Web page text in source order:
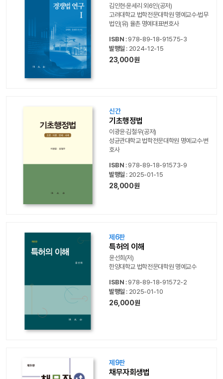
김인현·윤세리 외6인(공저)
고려대학교 법학전문대학원 명예교수·법무
법인(유) 율촌 명예대표변호사
ISBN : 978-89-18-91575-3
발행일 : 2024-12-15
23,000원
신간
기초행정법
이광윤‧김철우(공저)
성균관대학교 법학전문대학원 명예교수‧변
호사
ISBN : 978-89-18-91573-9
발행일 : 2025-01-15
28,000원
제6판
특허의 이해
윤선희(저)
한양대학교 법학전문대학원 명예교수
ISBN : 978-89-18-91572-2
발행일 : 2025-01-10
26,000원
제9판
채무자회생법